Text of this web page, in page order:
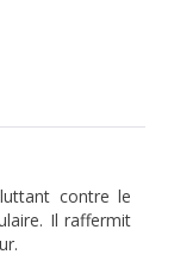
contre le
Il raffermit